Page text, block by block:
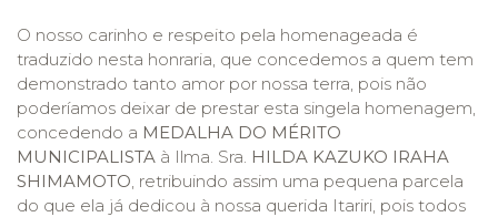
O nosso carinho e respeito pela homenageada é
traduzido nesta honraria, que concedemos a quem tem
demonstrado tanto amor por nossa terra, pois não
poderíamos deixar de prestar esta singela homenagem,
concedendo a MEDALHA DO MÉRITO
MUNICIPALISTA à Ilma. Sra. HILDA KAZUKO IRAHA
SHIMAMOTO, retribuindo assim uma pequena parcela
do que ela já dedicou à nossa querida Itariri, pois todos